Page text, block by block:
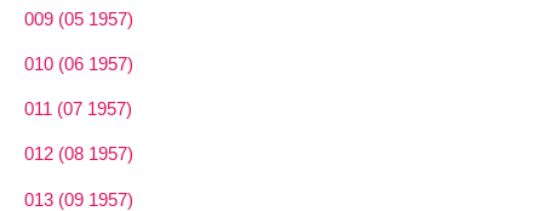
009 (05 1957)
010 (06 1957)
011 (07 1957)
012 (08 1957)
013 (09 1957)